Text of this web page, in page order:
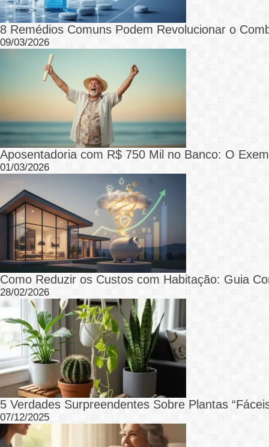
8 Remédios Comuns Podem Revolucionar o
09/03/2026
Aposentadoria com R$ 750 Mil no Banco: O
01/03/2026
Como Reduzir os Custos com Habitação: Guia
28/02/2026
5 Verdades Surpreendentes Sobre Plantas
07/12/2025